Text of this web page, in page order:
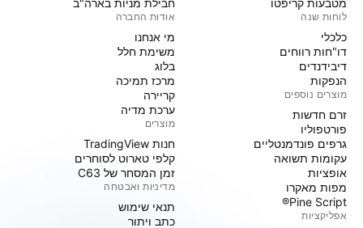
מטבעות קריפטו
לוחות שנה
כלכלי
דו"חות רווחים
דיבידנדים
הנפקות
מוצרים נוספים
זרם חדשות
פורטפוליו
גרפים פונדמנטליים
עקומות תשואה
אופציות
מפות מאקרו
Pine Script®
אפליקציות
חבילת מניות בארה"ב
אודות החברה
מי אנחנו
משימת חלל
בלוג
מרכז תמיכה
קריירה
ערכת מדיה
מוצרים
חנות TradingView
קלפי טארוט לסוחרים
זמן המסחר של C63
מדיניות ואבטחה
תנאי שימוש
כתב ויתור